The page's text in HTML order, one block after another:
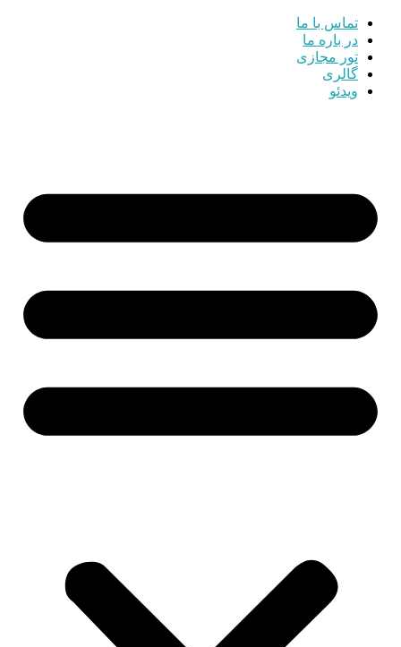
تماس با ما
در باره ما
تور مجازی
گالری
ویدئو